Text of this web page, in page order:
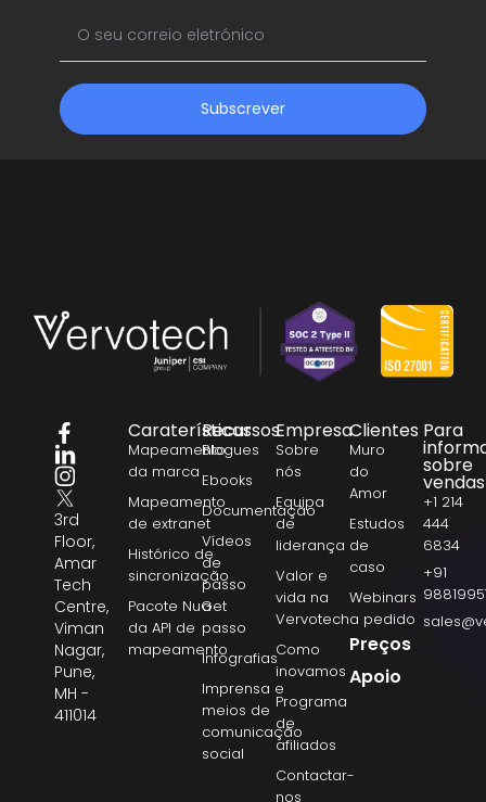
Subscrever
3rd
Floor,
Amar
Tech
Centre,
Viman
Nagar,
Pune,
MH -
411014
Caraterísticas
Mapeamento
da marca
Mapeamento
de extranet
Histórico de
sincronização
Pacote NuGet
da API de
mapeamento
Recursos
Blogues
Ebooks
Documentação
Vídeos
de
passo
a
passo
Infografias
Imprensa e
meios de
comunicação
social
Empresa
Sobre
nós
Equipa
de
liderança
Valor e
vida na
Vervotech
Como
inovamos
Programa
de
afiliados
Contactar-
nos
Clientes
Muro
do
Amor
Estudos
de
caso
Webinars
a pedido
Preços
Apoio
Para
sobre
vendas
+1 214
444
6834
+91